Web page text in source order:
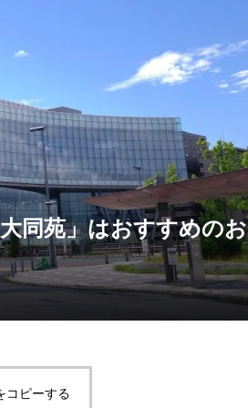
同苑」はおすすめのお
コピーする